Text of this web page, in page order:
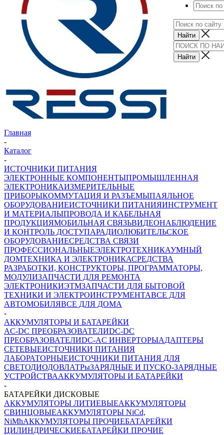
Главная
-
Каталог
-
ИСТОЧНИКИ ПИТАНИЯ
ЭЛЕКТРОННЫЕ КОМПОНЕНТЫПРОМЫШЛЕННАЯ
ЭЛЕКТРОНИКАИЗМЕРИТЕЛЬНЫЕ
ПРИБОРЫКОММУТАЦИЯ И РАЗЪЕМЫПАЯЛЬНОЕ
ОБОРУДОВАНИЕИСТОЧНИКИ ПИТАНИЯИНСТРУМЕНТ
И МАТЕРИАЛЫПРОВОДА И КАБЕЛЬНАЯ
ПРОДУКЦИЯМОБИЛЬНАЯ СВЯЗЬВИДЕОНАБЛЮДЕНИЕ
И КОНТРОЛЬ ДОСТУПАРАДИОЛЮБИТЕЛЬСКОЕ
ОБОРУДОВАНИЕСРЕДСТВА СВЯЗИ
ПРОФЕССИОНАЛЬНЫЕЭЛЕКТРОТЕХНИКАУМНЫЙ
ДОМТЕХНИКА И ЭЛЕКТРОНИКАСРЕДСТВА
РАЗРАБОТКИ, КОНСТРУКТОРЫ, ПРОГРАММАТОРЫ,
МОДУЛИЗАПЧАСТИ ДЛЯ РЕМОНТА
ЭЛЕКТРОНИКИЭТМЗАПЧАСТИ ДЛЯ БЫТОВОЙ
ТЕХНИКИ И ЭЛЕКТРОИНСТРУМЕНТАВСЕ ДЛЯ
АВТОМОБИЛЯВСЕ ДЛЯ ДОМА
-
АККУМУЛЯТОРЫ И БАТАРЕЙКИ
AC-DC ПРЕОБРАЗОВАТЕЛИDC-DC
ПРЕОБРАЗОВАТЕЛИDC-AC ИНВЕРТОРЫАДАПТЕРЫ
СЕТЕВЫЕИСТОЧНИКИ ПИТАНИЯ
ЛАБОРАТОРНЫЕИСТОЧНИКИ ПИТАНИЯ ДЛЯ
СВЕТОДИОДОВЛАТРыЗАРЯДНЫЕ И ПУСКО-ЗАРЯДНЫЕ
УСТРОЙСТВААККУМУЛЯТОРЫ И БАТАРЕЙКИ
-
БАТАРЕЙКИ ДИСКОВЫЕ
АККУМУЛЯТОРЫ ЛИТИЕВЫЕАККУМУЛЯТОРЫ
СВИНЦОВЫЕАККУМУЛЯТОРЫ NiCd,
NiMhАККУМУЛЯТОРЫ ПРОЧИЕБАТАРЕЙКИ
ЦИЛИНДРИЧЕСКИЕБАТАРЕЙКИ ПРОЧИЕ